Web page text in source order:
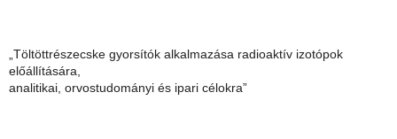
„Töltöttrészecske gyorsítók alkalmazása radioaktív izotópok
előállítására,
analitikai, orvostudományi és ipari célokra”